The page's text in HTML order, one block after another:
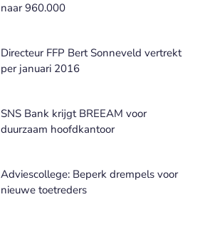
naar 960.000
Directeur FFP Bert Sonneveld vertrekt
per januari 2016
SNS Bank krijgt BREEAM voor
duurzaam hoofdkantoor
Adviescollege: Beperk drempels voor
nieuwe toetreders